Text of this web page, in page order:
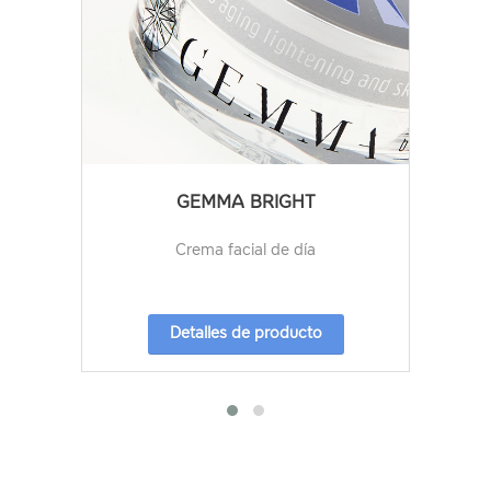
GEMMA BRIGHT
Crema facial de día
Detalles de producto